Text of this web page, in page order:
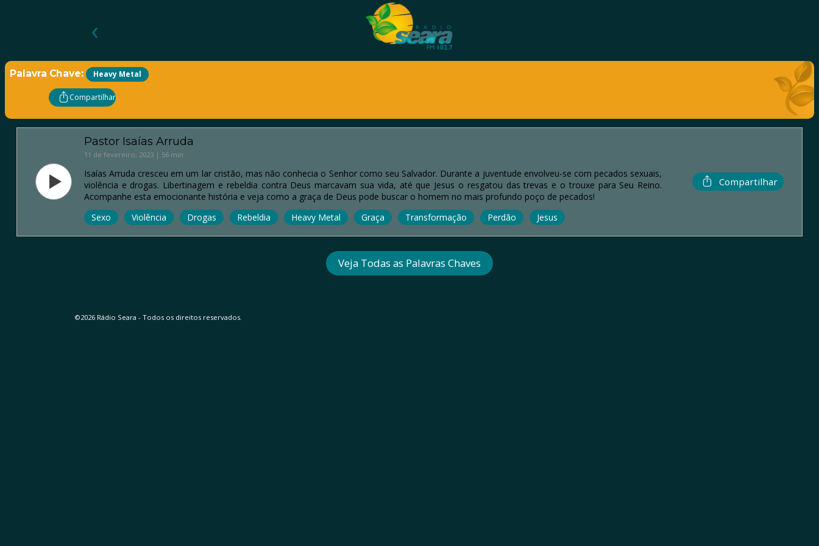
‹
Palavra Chave: Heavy Metal
Compartilhar
Pastor Isaías Arruda
11 de fevereiro, 2023 | 56 min
Isaías Arruda cresceu em um lar cristão, mas não conhecia o Senhor como seu Salvador. Durante a juventude envolveu-se com pecados sexuais,
violência e drogas. Libertinagem e rebeldia contra Deus marcavam sua vida, até que Jesus o resgatou das trevas e o trouxe para Seu Reino.
Acompanhe esta emocionante história e veja como a graça de Deus pode buscar o homem no mais profundo poço de pecados!
Sexo
Violência Drogas Rebeldia Heavy Metal Graça Transformação Perdão Jesus
Compartilhar
Veja Todas as Palavras Chaves
©2026 Rádio Seara - Todos os direitos reservados.